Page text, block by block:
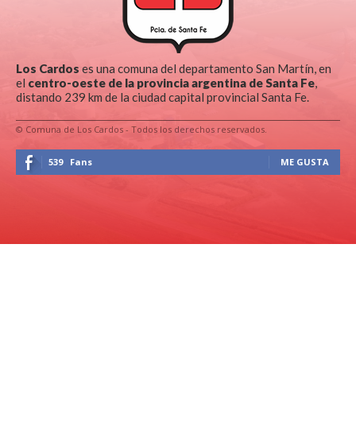
Los Cardos es una comuna del departamento San Martín, en
el centro-oeste de la provincia argentina de Santa Fe,
distando 239 km de la ciudad capital provincial Santa Fe.
© Comuna de Los Cardos - Todos los derechos reservados.
539 Fans ME GUSTA